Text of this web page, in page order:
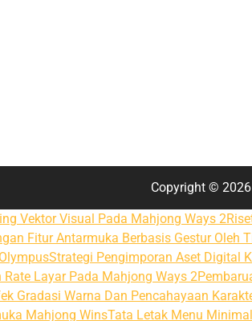
Copyright © 2026
Vektor Visual Pada Mahjong Ways 2
Fitur Antarmuka Berbasis Gestur Oleh
Strategi Pengimporan Aset Digital
Layar Pada Mahjong Ways 2
Gradasi Warna Dan Pencahayaan
Mahjong WinsTata Letak Menu